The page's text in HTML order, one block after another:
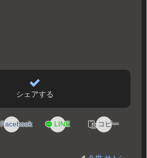
シェアする
Facebook LINE コピー